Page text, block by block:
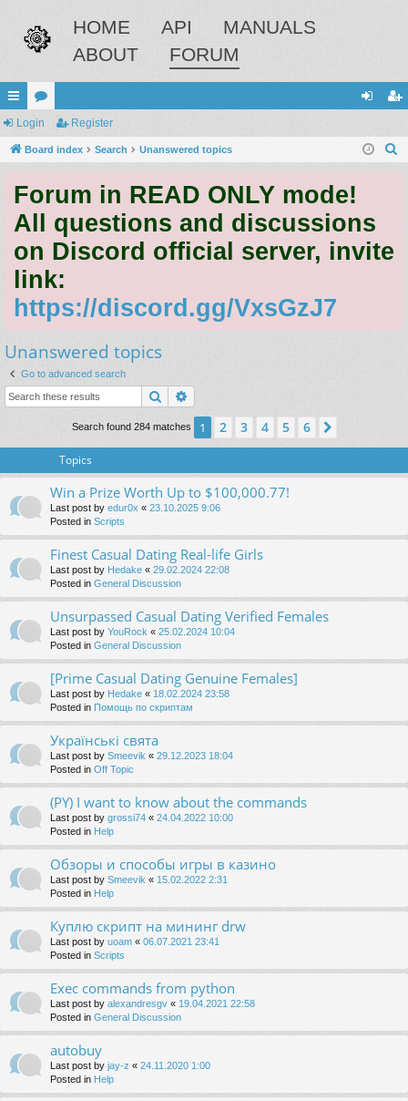
HOME API
MANUALS
ABOUT
FORUM
ui
ck
ks
or
u
s
in ist
Login Register
Board index Search Unanswered topics
Forum in READ ONLY mode!
All questions and discussions
on Discord official server, invite
link:
https://discord.gg/VxsGzJ7
Unanswered topics
Go to advanced search
Search
Search found 284 matches 1 2 3 4 5 6
Topics
Win a Prize Worth Up to $100,000.77!
Last post by edur0x « 23.10.2025 9:06
Posted in Scripts
Finest Сasual Dating Real-life Girls
Last post by Hedake « 29.02.2024 22:08
Posted in General Discussion
Unsurpassed Сasual Dating Verified Females
Last post by YouRock « 25.02.2024 10:04
Posted in General Discussion
[Prime Сasual Dating Genuine Females]
Last post by Hedake « 18.02.2024 23:58
Posted in Помощь по скриптам
Українські свята
Last post by Smeevik « 29.12.2023 18:04
Posted in Off Topic
(PY) I want to know about the commands
Last post by grossi74 « 24.04.2022 10:00
Posted in Help
Обзоры и способы игры в казино
Last post by Smeevik « 15.02.2022 2:31
Posted in Help
Куплю скрипт на мининг drw
Last post by uoam « 06.07.2021 23:41
Posted in Scripts
Exec commands from python
Last post by alexandresgv « 19.04.2021 22:58
Posted in General Discussion
autobuy
Last post by jay-z « 24.11.2020 1:00
Posted in Help